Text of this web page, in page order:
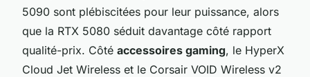
5090 sont plébiscitées pour leur puissance, alors
que la RTX 5080 séduit davantage côté rapport
qualité-prix. Côté accessoires gaming, le HyperX
Cloud Jet Wireless et le Corsair VOID Wireless v2